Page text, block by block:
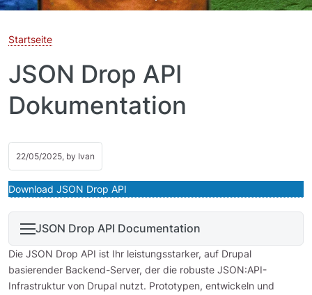
Startseite
JSON Drop API
Dokumentation
22/05/2025, by Ivan
Download JSON Drop API
JSON Drop API Documentation
Die JSON Drop API ist Ihr leistungsstarker, auf Drupal
basierender Backend-Server, der die robuste JSON:API-
Infrastruktur von Drupal nutzt. Prototypen, entwickeln und